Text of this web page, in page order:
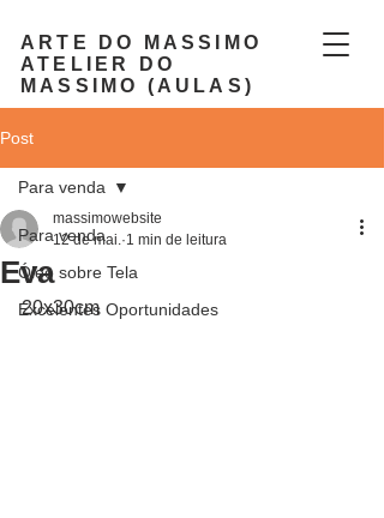
ARTE DO MASSIMO
ATELIER DO
MASSIMO (AULAS)
Post
Para venda
Óleo sobre Tela
Excelentes Oportunidades
Para venda
Eva
massimowebsite
12 de mai. 1 min de leitura
20x30cm